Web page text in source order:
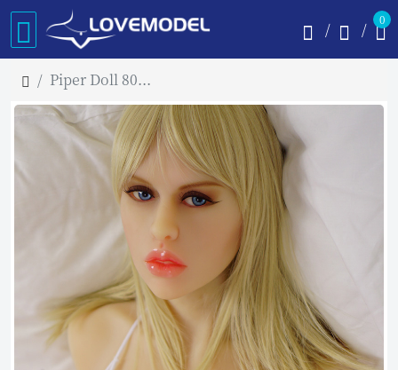
0
Piper Doll 80cm Sarah トルソー TPE製ラブドール